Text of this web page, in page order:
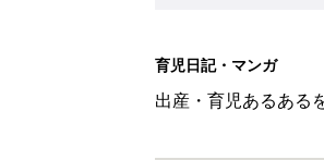
育児日記・マンガ
出産・育児あるある